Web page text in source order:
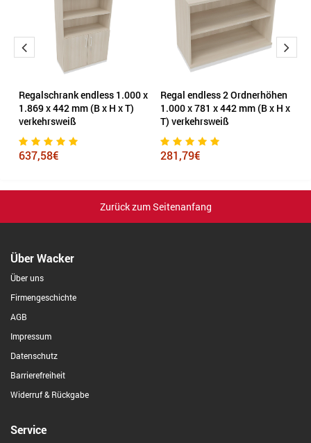
Regalschrank endless 1.000 x
1.869 x 442 mm (B x H x T)
verkehrsweiß
637,58€
Regal endless 2 Ordnerhöhen
1.000 x 781 x 442 mm (B x H x
T) verkehrsweiß
281,79€
Zurück zum Seitenanfang
Über Wacker
Über uns
Firmengeschichte
AGB
Impressum
Datenschutz
Barrierefreiheit
Widerruf & Rückgabe
Service